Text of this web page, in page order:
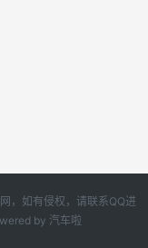
，如有侵权，请联系QQ进
by 汽车啦